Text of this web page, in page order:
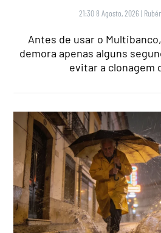
21:30 8 Agosto, 2026 |
Antes de usar o
demora apenas alguns
evitar a clonagem